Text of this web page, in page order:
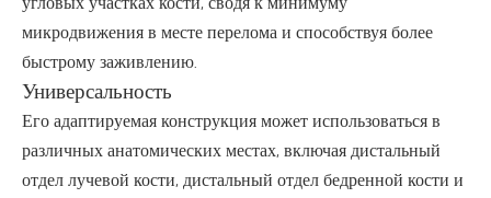
микродвижения в месте перелома и способствуя более
быстрому заживлению.
Универсальность
Его адаптируемая конструкция может использоваться в
различных анатомических местах, включая дистальный
отдел лучевой кости, дистальный отдел бедренной кости и